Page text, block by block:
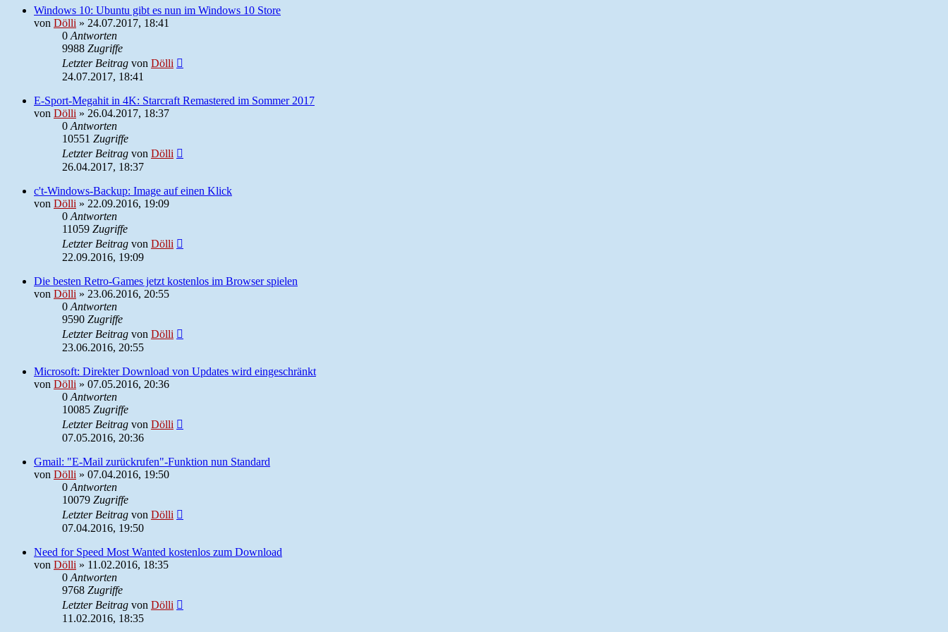
Windows 10: Ubuntu gibt es nun im Windows 10 Store
von Dölli » 24.07.2017, 18:41
0 Antworten
9988 Zugriffe
Letzter Beitrag von Dölli
24.07.2017, 18:41
E-Sport-Megahit in 4K: Starcraft Remastered im Sommer 2017
von Dölli » 26.04.2017, 18:37
0 Antworten
10551 Zugriffe
Letzter Beitrag von Dölli
26.04.2017, 18:37
c't-Windows-Backup: Image auf einen Klick
von Dölli » 22.09.2016, 19:09
0 Antworten
11059 Zugriffe
Letzter Beitrag von Dölli
22.09.2016, 19:09
Die besten Retro-Games jetzt kostenlos im Browser spielen
von Dölli » 23.06.2016, 20:55
0 Antworten
9590 Zugriffe
Letzter Beitrag von Dölli
23.06.2016, 20:55
Microsoft: Direkter Download von Updates wird eingeschränkt
von Dölli » 07.05.2016, 20:36
0 Antworten
10085 Zugriffe
Letzter Beitrag von Dölli
07.05.2016, 20:36
Gmail: "E-Mail zurückrufen"-Funktion nun Standard
von Dölli » 07.04.2016, 19:50
0 Antworten
10079 Zugriffe
Letzter Beitrag von Dölli
07.04.2016, 19:50
Need for Speed Most Wanted kostenlos zum Download
von Dölli » 11.02.2016, 18:35
0 Antworten
9768 Zugriffe
Letzter Beitrag von Dölli
11.02.2016, 18:35